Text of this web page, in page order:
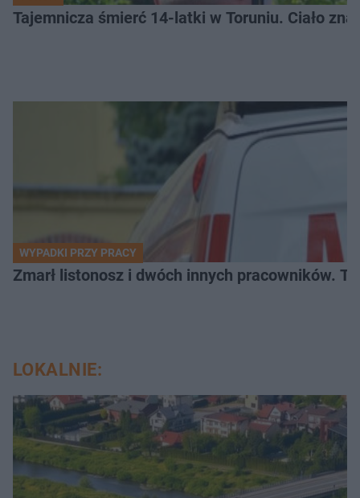
Tajemnicza śmierć 14-latki w Toruniu. Ciało
WYPADKI PRZY PRACY
Zmarł listonosz i dwóch innych pracowników.
LOKALNIE: